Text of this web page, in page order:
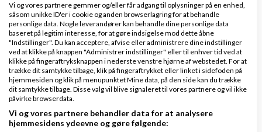
Hvordan undgår jeg at få e-mai...
Jeg har ændret navn, men det e...
Kan jeg få en mail ved nyt ind...
Hvorfor skal man logge ind for...
Vi og vores partnere gemmer og/eller får adgang til oplysninger på en enhed,
såsom unikke ID'er i cookie og anden browserlagring for at behandle
personlige data. Nogle leverandører kan behandle dine personlige data
baseret på legitim interesse, for at gøre indsigelse mod dette åbne
"Indstillinger". Du kan acceptere, afvise eller administrere dine indstillinger
ved at klikke på knappen "Administrer indstillinger" eller til enhver tid ved at
klikke på fingeraftryksknappen i nederste venstre hjørne af webstedet. For at
trække dit samtykke tilbage, klik på fingeraftrykket eller linket i sidefoden på
hjemmesiden og klik på menupunktet Mine data, på den side kan du trække
dit samtykke tilbage. Disse valg vil blive signaleret til vores partnere og vil ikke
påvirke browserdata.
Vi og vores partnere behandler data for at analysere
hjemmesidens ydeevne og gøre følgende: